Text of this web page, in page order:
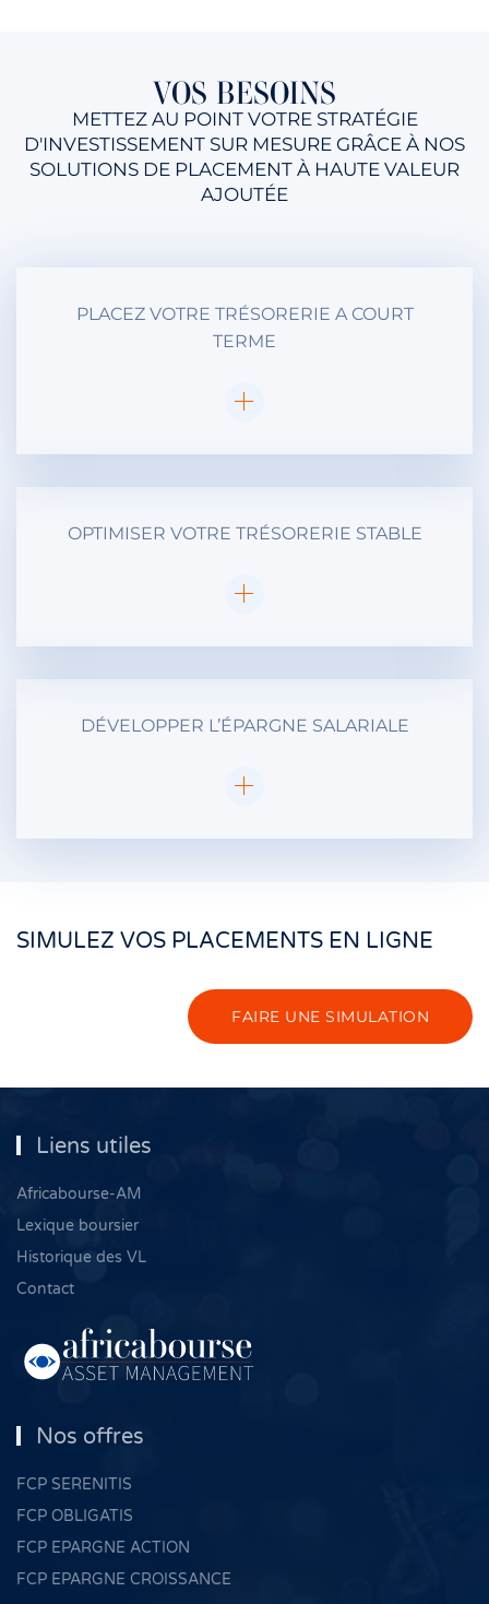
VOS BESOINS
METTEZ AU POINT VOTRE STRATÉGIE
D'INVESTISSEMENT SUR MESURE GRÂCE À NOS
SOLUTIONS DE PLACEMENT À HAUTE VALEUR
AJOUTÉE
PLACEZ VOTRE TRÉSORERIE A COURT
TERME
OPTIMISER VOTRE TRÉSORERIE STABLE
DÉVELOPPER L’ÉPARGNE SALARIALE
SIMULEZ VOS PLACEMENTS EN LIGNE
FAIRE UNE SIMULATION
Liens utiles
Africabourse-AM
Lexique boursier
Historique des VL
Contact
Nos offres
FCP SERENITIS
FCP OBLIGATIS
FCP EPARGNE ACTION
FCP EPARGNE CROISSANCE